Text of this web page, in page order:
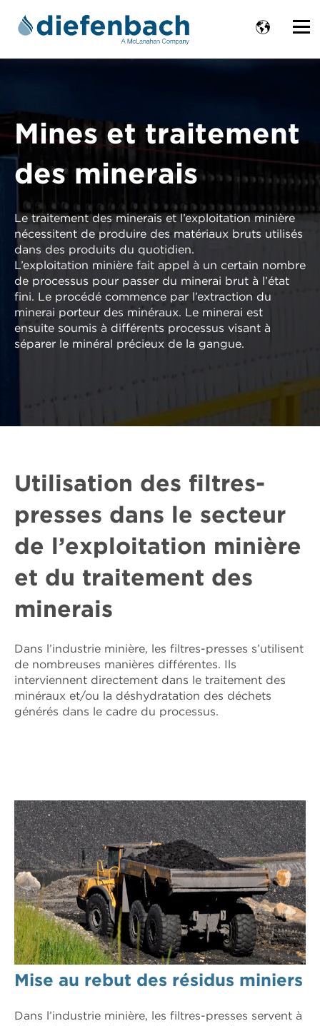
Mines et traitement
des minerais
Le traitement des minerais et l’exploitation minière
nécessitent de produire des matériaux bruts utilisés
dans des produits du quotidien.
L’exploitation minière fait appel à un certain nombre
de processus pour passer du minerai brut à l’état
fini. Le procédé commence par l’extraction du
minerai porteur des minéraux. Le minerai est
ensuite soumis à différents processus visant à
séparer le minéral précieux de la gangue.
Utilisation des filtres-
presses dans le secteur
de l’exploitation minière
et du traitement des
minerais
Dans l’industrie minière, les filtres-presses s’utilisent
de nombreuses manières différentes. Ils
interviennent directement dans le traitement des
minéraux et/ou la déshydratation des déchets
générés dans le cadre du processus.
Mise au rebut des résidus miniers
Dans l’industrie minière, les filtres-presses servent à